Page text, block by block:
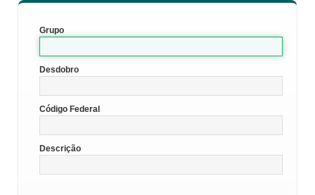
Grupo
Desdobro
Código Federal
Descrição